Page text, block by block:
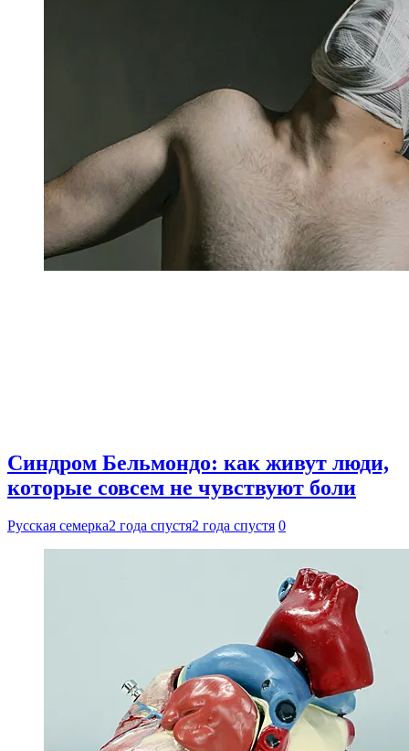
Синдром Бельмондо: как живут люди,
которые совсем не чувствуют боли
Русская семерка2 года спустя2 года спустя 0